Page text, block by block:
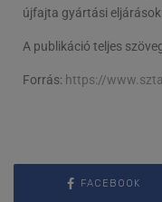
újfajta gyártási
A publikáció teljes
Forrás: https://
FACEBOOK